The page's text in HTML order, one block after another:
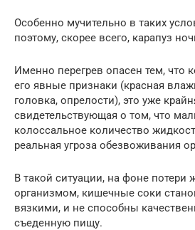
Особенно мучительно в таких
поэтому, скорее всего, карапуз
Именно перегрев опасен тем, что
его явные признаки (красная
головка, опрелости), это уже
свидетельствующая о том, что
колоссальное количество
реальная угроза обезвоживания
В такой ситуации, на фоне потери
организмом, кишечные соки
вязкими, и не способны
съеденную пищу.